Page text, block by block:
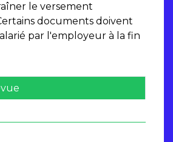
le versement
documents doivent
par l'employeur à la fin